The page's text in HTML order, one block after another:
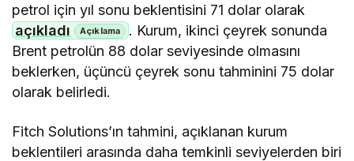
petrol için yıl sonu beklentisini 71 dolar olarak
açıkladı
. Kurum, ikinci çeyrek sonunda
Brent petrolün 88 dolar seviyesinde olmasını
beklerken, üçüncü çeyrek sonu tahminini 75 dolar
olarak belirledi.
Fitch Solutions’ın tahmini, açıklanan kurum
beklentileri arasında daha temkinli seviyelerden biri